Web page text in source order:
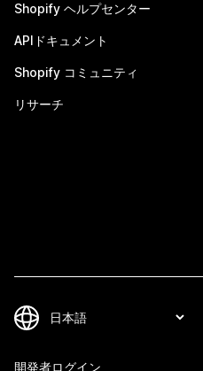
Shopify ヘルプセンター
APIドキュメント
Shopify コミュニティ
リサーチ
開発者ログイン